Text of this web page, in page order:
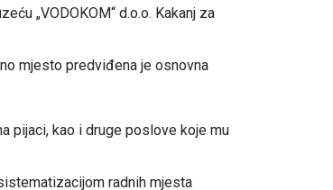
„VODOKOM“ d.o.o. Kakanj za
mjesto predviđena je osnovna
pijaci, kao i druge poslove koje mu
radnih mjesta